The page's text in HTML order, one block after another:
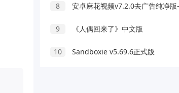
8 安卓麻花视频v7.2.0去广告纯净版-海
9 《人偶回来了》中文版
10 Sandboxie v5.69.6正式版